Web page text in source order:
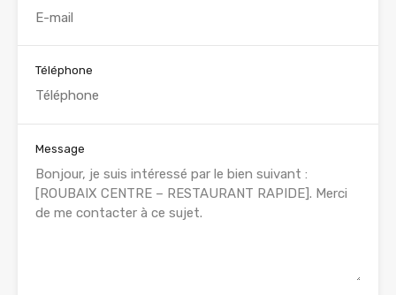
Téléphone
Message